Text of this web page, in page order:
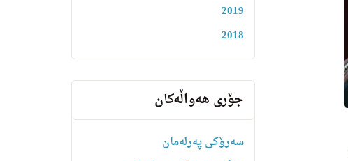
2019
2018
جۆری هەواڵەکان
سەرۆکی پەرلەمان